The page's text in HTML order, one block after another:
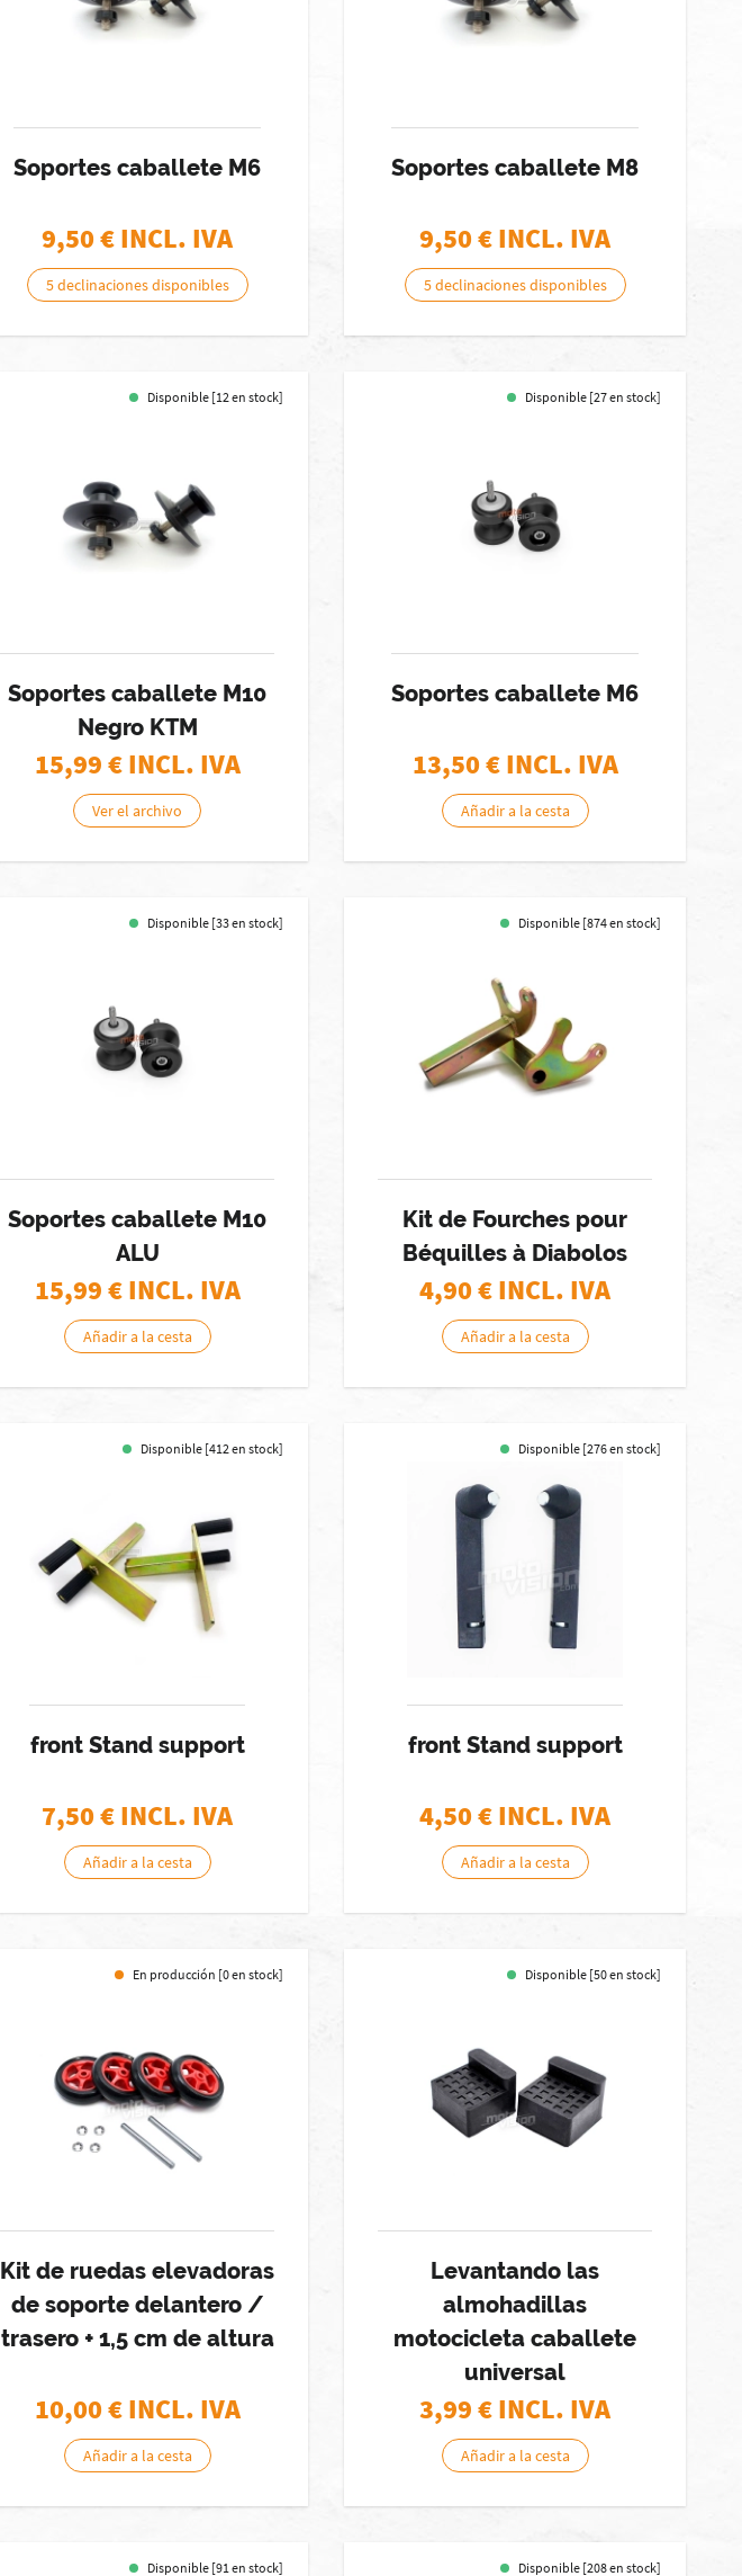
Soportes caballete M6
9,50€ INCL. IVA
5 declinaciones disponibles
Soportes caballete M8
9,50€ INCL. IVA
5 declinaciones disponibles
Disponible [12 en stock]
Soportes caballete M10
Negro KTM
15,99€ INCL. IVA
Ver el archivo
Disponible [27 en stock]
Soportes caballete M6
13,50€ INCL. IVA
Añadir a la cesta
Disponible [33 en stock]
Soportes caballete M10
ALU
15,99€ INCL. IVA
Añadir a la cesta
Disponible [874 en stock]
Kit de Fourches pour
Béquilles à Diabolos
4,90€ INCL. IVA
Añadir a la cesta
Disponible [412 en stock]
front Stand support
7,50€ INCL. IVA
Añadir a la cesta
Disponible [276 en stock]
front Stand support
4,50€ INCL. IVA
Añadir a la cesta
En producción [0 en stock]
Kit de ruedas elevadoras
de soporte delantero /
trasero + 1,5 cm de altura
10,00€ INCL. IVA
Añadir a la cesta
Disponible [50 en stock]
Levantando las
almohadillas
motocicleta caballete
universal
3,99 € INCL. IVA
Añadir a la cesta
Disponible [91 en stock] Disponible [208 en stock]